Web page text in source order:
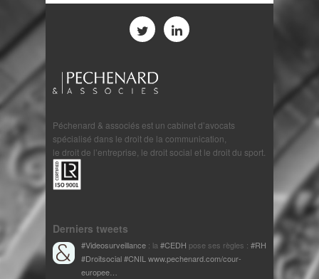
Péchenard & associés est un cabinet d’avocats
spécialisé dans le droit de la communication,
le droit de l’entreprise, le droit social et le droit du sport.
Derniers tweets
#Videosurveillance : la#CEDH pose ses règles : #RH
#Droitsocial#CNILwww.pechenard.com/cour-
europee…